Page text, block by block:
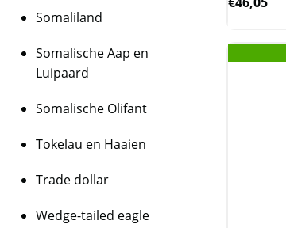
Somaliland
Somalische Aap en
Luipaard
Somalische Olifant
Tokelau en Haaien
Trade dollar
Wedge-tailed eagle